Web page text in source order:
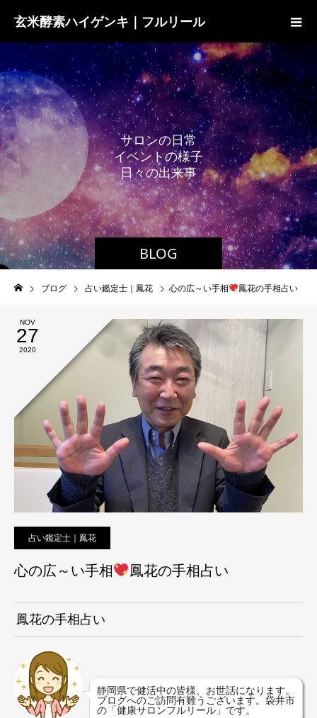
玄米酵素ハイゲンキ｜フルリール
BLOG
サロンの日常
イベン トの様子
日々の出来事
ブログ 占い鑑定士｜鳳花 心の広～い手相 鳳花の手相占い
NOV
27
2020
占い鑑定士｜鳳花
心の広～い手相 鳳花の手相占い
鳳花の手相占い
静岡県で健活中の皆様、お世話になります。
ブログへのご訪問有難うございます。袋井市
の「健康サロンフルリール」です。